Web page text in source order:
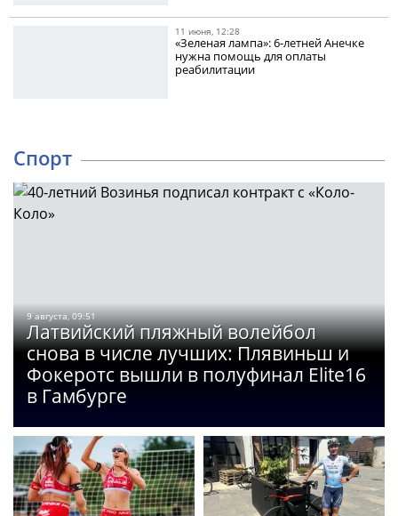
11 июня, 12:28
«Зеленая лампа»: 6-летней Анечке
нужна помощь для оплаты
реабилитации
Спорт
9 августа, 09:51
Латвийский пляжный волейбол
снова в числе лучших: Плявиньш и
Фокеротс вышли в полуфинал Elite16
в Гамбурге